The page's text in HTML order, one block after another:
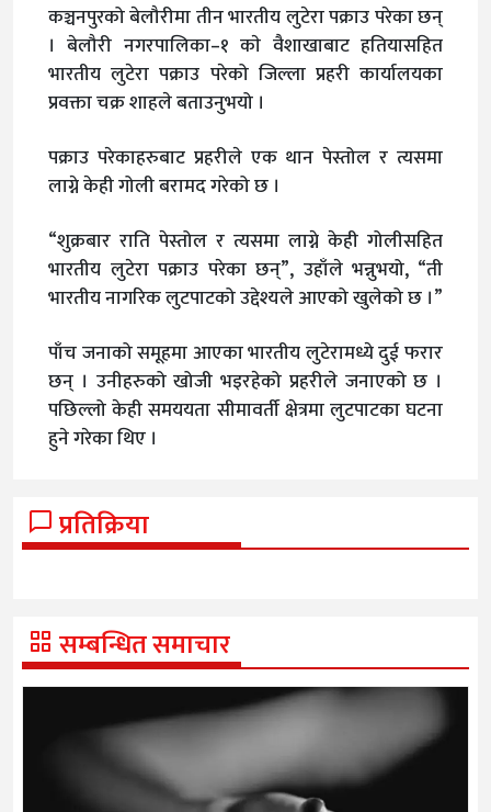
कञ्चनपुरको बेलौरीमा तीन भारतीय लुटेरा पक्राउ परेका छन्
। बेलौरी नगरपालिका–१ काे वैशाखाबाट हतियासहित
भारतीय लुटेरा पक्राउ परेको जिल्ला प्रहरी कार्यालयका
प्रवक्ता चक्र शाहले बताउनुभयो ।
पक्राउ परेकाहरुबाट प्रहरीले एक थान पेस्तोल र त्यसमा
लाग्ने केही गोली बरामद गरेको छ ।
“शुक्रबार राति पेस्तोल र त्यसमा लाग्ने केही गोलीसहित
भारतीय लुटेरा पक्राउ परेका छन्”, उहाँले भन्नुभयो, “ती
भारतीय नागरिक लुटपाटको उद्देश्यले आएको खुलेको छ ।”
पाँच जनाको समूहमा आएका भारतीय लुटेरामध्ये दुई फरार
छन् । उनीहरुको खोजी भइरहेको प्रहरीले जनाएको छ ।
पछिल्लो केही समययता सीमावर्ती क्षेत्रमा लुटपाटका घटना
हुने गरेका थिए ।
प्रतिक्रिया
सम्बन्धित समाचार